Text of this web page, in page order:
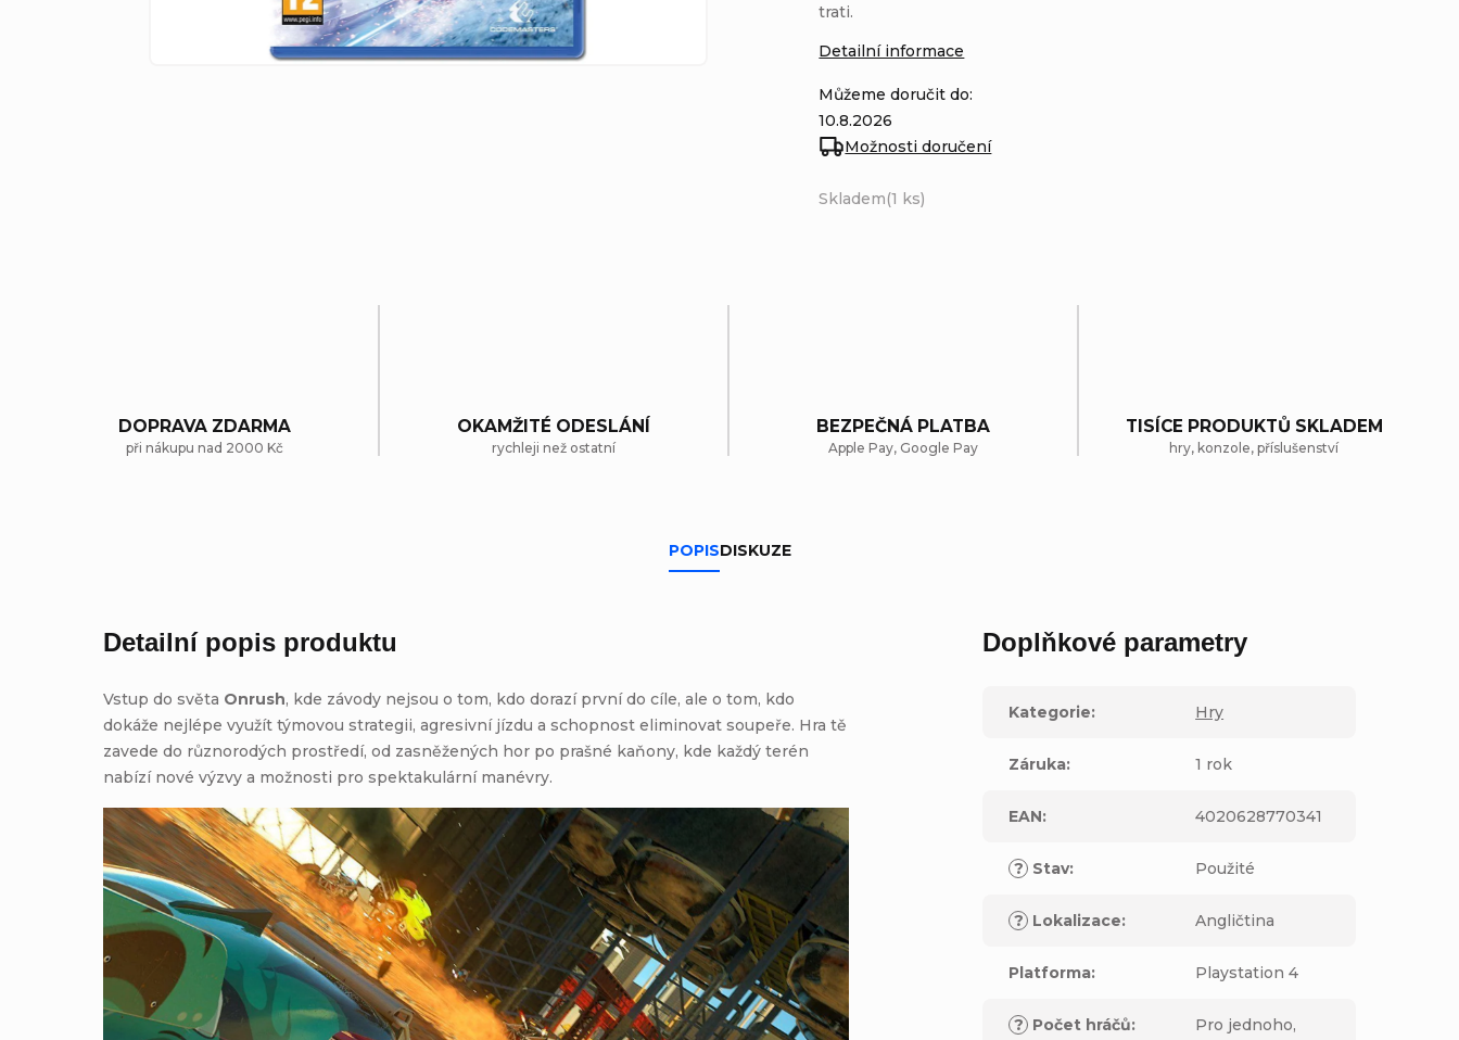
Skladem(1 ks)
Můžeme doručit do:
10.8.2026
Možnosti doručení
trati.
Detailní informace
DOPRAVA ZDARMA
při nákupu nad 2000 Kč
OKAMŽITÉ ODESLÁNÍ
rychleji než ostatní
BEZPEČNÁ PLATBA
Apple Pay, Google Pay
TISÍCE PRODUKTŮ SKLADEM
hry, konzole, příslušenství
POPISDISKUZE
Detailní popis produktu
Vstup do světa Onrush, kde závody nejsou o tom, kdo dorazí první do cíle, ale o tom, kdo
dokáže nejlépe využít týmovou strategii, agresivní jízdu a schopnost eliminovat soupeře. Hra tě
zavede do různorodých prostředí, od zasněžených hor po prašné kaňony, kde každý terén
nabízí nové výzvy a možnosti pro spektakulární manévry.
Doplňkové parametry
Kategorie: Hry
Záruka: 1 rok
EAN: 4020628770341
? Stav: Použité
? Lokalizace: Angličtina
Platforma: Playstation 4
? Počet hráčů:
Pro jednoho,